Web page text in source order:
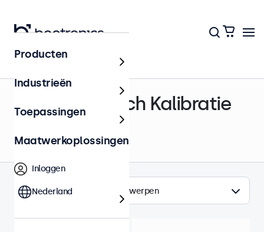
Drivers & Touch Kalibratie
Onderwerpen
Producten
Industrieën
Toepassingen
Maatwerkoplossingen
Inloggen
Nederland